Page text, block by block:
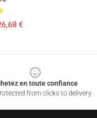
€
en toute confiance
from clicks to delivery